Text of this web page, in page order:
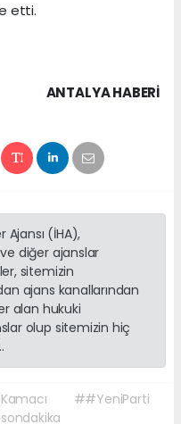
etti.
ANTALYA HABERİ
Ajansı (İHA),
diğer ajanslar
sitemizin
ajans kanallarından
alan hukuki
olup sitemizin hiç
##YeniParti